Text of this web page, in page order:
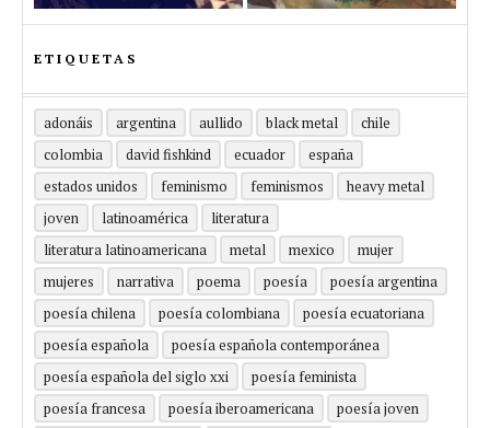
ETIQUETAS
adonáis argentina aullido black metal
chile
colombia
david fishkind ecuador
españa
estados unidos
feminismo feminismos
heavy metal
joven
latinoamérica
literatura
literatura latinoamericana
metal mexico
mujer
mujeres
narrativa poema poesía
poesía argentina
poesía chilena
poesía colombiana
poesía ecuatoriana
poesía española
poesía española contemporánea
poesía española del siglo xxi
poesía feminista
poesía francesa
poesía iberoamericana
poesía joven